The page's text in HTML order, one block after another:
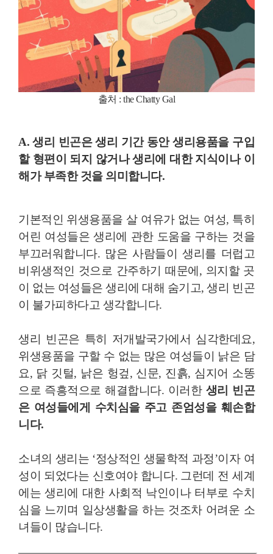
출처 : the Chatty Gal
A. 생리 빈곤은생리 기간 동안 생리용품을 구입
할 형편이 되지 않거나 생리에 대한 지식이나 이
해가 부족한 것을 의미합니다.
기본적인 위생용품을 살 여유가 없는 여성, 특히
어린 여성들은 생리에 관한 도움을 구하는 것을
부끄러워합니다. 많은 사람들이 생리를 더럽고
비위생적인 것으로 간주하기 때문에, 의지할 곳
이 없는 여성들은 생리에 대해 숨기고, 생리 빈곤
이 불가피하다고 생각합니다.
생리 빈곤은 특히 저개발국가에서 심각한데요,
위생용품을 구할 수 없는 많은 여성들이 낡은 담
요, 닭 깃털, 낡은 헝겊, 신문, 진흙, 심지어 소똥
으로 즉흥적으로 해결합니다. 이러한생리 빈곤
은 여성들에게 수치심을 주고 존엄성을 훼손합
니다.
소녀의 생리는 ‘정상적인 생물학적 과정’이자 여
성이 되었다는 신호여야 합니다. 그런데 전 세계
에는 생리에 대한 사회적 낙인이나 터부로 수치
심을 느끼며 일상생활을 하는 것조차 어려운 소
녀들이 많습니다.